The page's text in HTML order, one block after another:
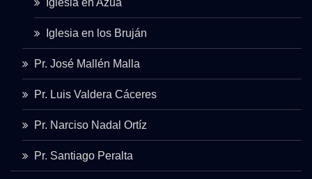
Iglesia en los Bruján
Pr. José Mallén Malla
Pr. Luis Valdera Cáceres
Pr. Narciso Nadal Ortíz
Pr. Santiago Peralta